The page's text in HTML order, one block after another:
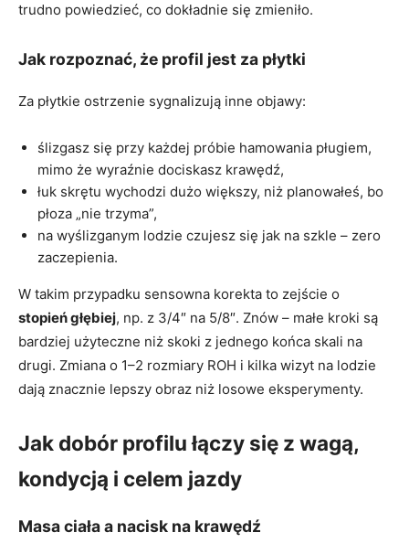
trudno powiedzieć, co dokładnie się zmieniło.
Jak rozpoznać, że profil jest za płytki
Za płytkie ostrzenie sygnalizują inne objawy:
ślizgasz się przy każdej próbie hamowania pługiem,
mimo że wyraźnie dociskasz krawędź,
łuk skrętu wychodzi dużo większy, niż planowałeś, bo
płoza „nie trzyma”,
na wyślizganym lodzie czujesz się jak na szkle – zero
zaczepienia.
W takim przypadku sensowna korekta to zejście o
stopień głębiej, np. z 3/4″ na 5/8″. Znów – małe kroki są
bardziej użyteczne niż skoki z jednego końca skali na
drugi. Zmiana o 1–2 rozmiary ROH i kilka wizyt na lodzie
dają znacznie lepszy obraz niż losowe eksperymenty.
Jak dobór profilu łączy się z wagą,
kondycją i celem jazdy
Masa ciała a nacisk na krawędź